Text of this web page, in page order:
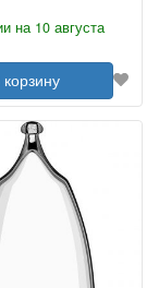
на 10 августа
корзину